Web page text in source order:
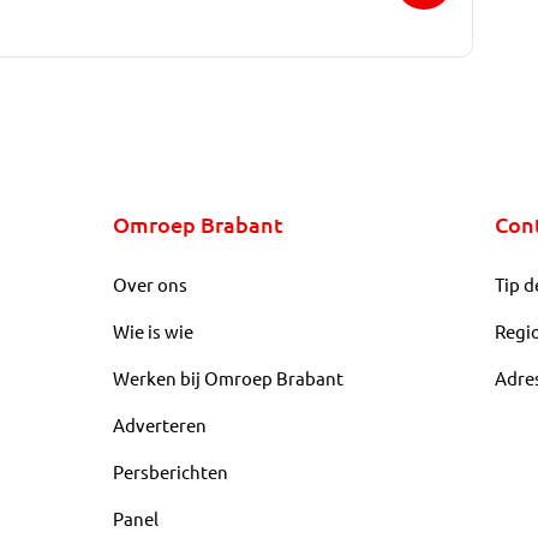
Omroep Brabant
Over ons
Wie is wie
Werken bij Omroep Brabant
Adverteren
Persberichten
Panel
Tip